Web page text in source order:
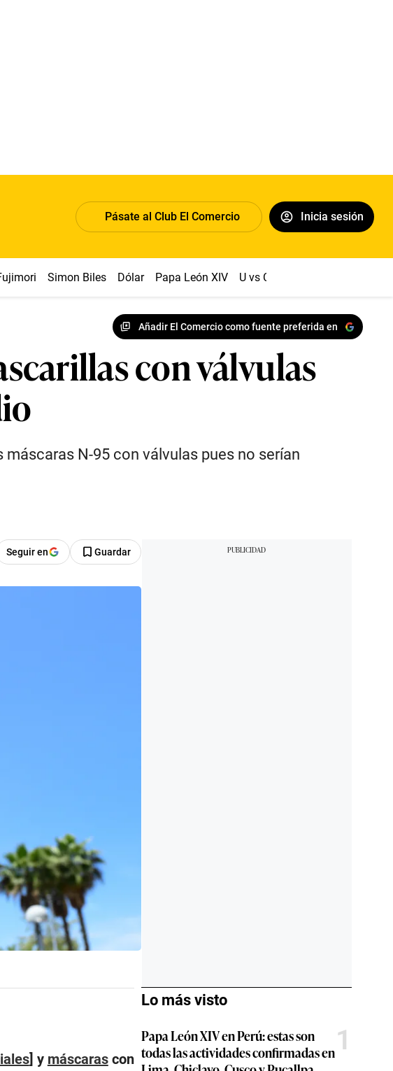
Pásate al Club El Comercio Inicia sesión
Simon Biles Dólar Papa León XIV U vs Cristal
Añadir El Comercio como fuente preferida en
con válvulas
N-95 con válvulas pues no serían
Seguir en Guardar
] y máscarascon
Lo más visto
Papa León XIV en Perú: estas son
todas las actividades confirmadas en1